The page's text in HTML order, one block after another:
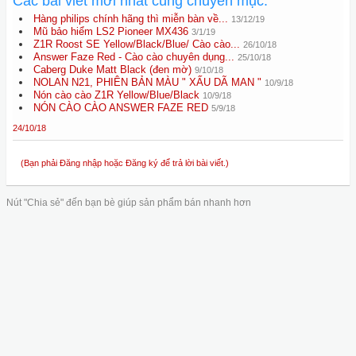
Hàng philips chính hãng thì miễn bàn về... 13/12/19
Mũ bảo hiểm LS2 Pioneer MX436 3/1/19
Z1R Roost SE Yellow/Black/Blue/ Cào cào... 26/10/18
Answer Faze Red - Cào cào chuyên dụng... 25/10/18
Caberg Duke Matt Black (đen mờ) 9/10/18
NOLAN N21, PHIÊN BẢN MÀU " XẤU DÃ MAN " 10/9/18
Nón cào cào Z1R Yellow/Blue/Black 10/9/18
NÓN CÀO CÀO ANSWER FAZE RED 5/9/18
24/10/18
(Bạn phải Đăng nhập hoặc Đăng ký để trả lời bài viết.)
Nút "Chia sẻ" đến bạn bè giúp sản phẩm bán nhanh hơn